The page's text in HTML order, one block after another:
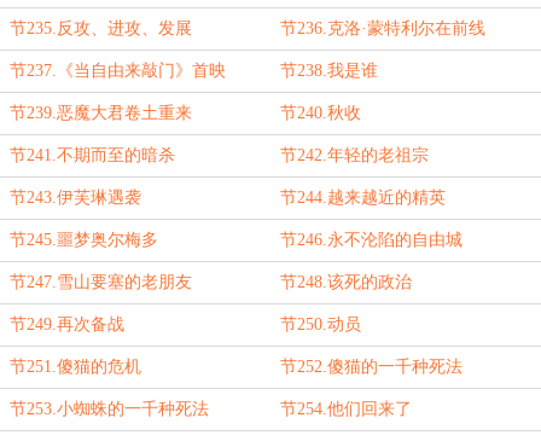
节235.反攻、进攻、发展 节236.克洛·蒙特利尔在前线
节237.《当自由来敲门》首映 节238.我是谁
节239.恶魔大君卷土重来 节240.秋收
节241.不期而至的暗杀 节242.年轻的老祖宗
节243.伊芙琳遇袭 节244.越来越近的精英
节245.噩梦奥尔梅多 节246.永不沦陷的自由城
节247.雪山要塞的老朋友 节248.该死的政治
节249.再次备战 节250.动员
节251.傻猫的危机 节252.傻猫的一千种死法
节253.小蜘蛛的一千种死法 节254.他们回来了